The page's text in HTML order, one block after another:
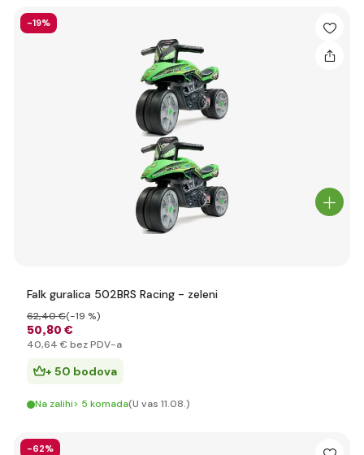
-19%
Falk guralica 502BRS Racing - zeleni
50,80 €
62,40 €(-19 %)
40,64 € bez PDV-a
+ 50 bodova
Na zalihi> 5 komada(U vas 11.08.)
-62%